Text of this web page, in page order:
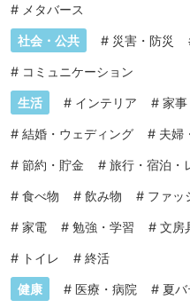
# メタバース
社会・公共 # 災害・防災
# コミュニケーション
生活 # インテリア # 家事
# 結婚・ウェディング # 夫婦
# 節約・貯金 # 旅行・宿泊・
# 食べ物 # 飲み物 # ファッ
# 家電 # 勉強・学習 # 文房
# トイレ # 終活
健康 # 医療・病院 # 夏